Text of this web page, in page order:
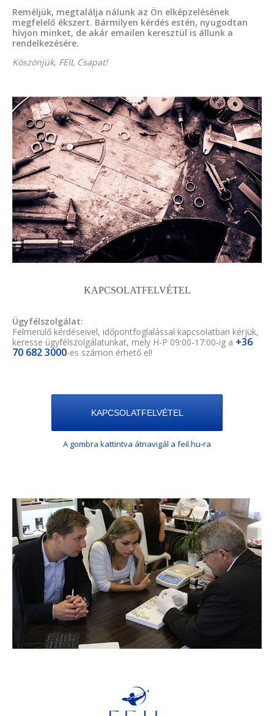
Reméljük, megtalálja nálunk az Ön elképzelésének
megfelelő ékszert. Bármilyen kérdés estén, nyugodtan
hívjon minket, de akár emailen keresztül is állunk a
rendelkezésére.
Köszönjük, FEIL Csapat!
KAPCSOLATFELVÉTEL
Ügyfélszolgálat:
Felmerülő kérdéseivel, időpontfoglalással kapcsolatban kérjük,
keresse ügyfélszolgálatunkat, mely H-P 09:00-17:00-ig a +36
70 682 3000-es számon érhető el!
KAPCSOLATFELVÉTEL
A gombra kattintva átnavigál a feil.hu-ra